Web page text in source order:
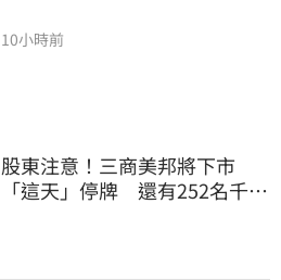
10小時前
股東注意！三商美邦將下市
「這天」停牌 還有252名千張